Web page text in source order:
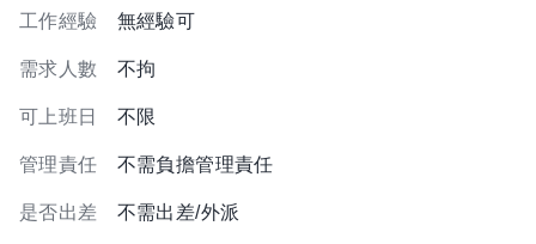
工作經驗 無經驗可
需求人數 不拘
可上班日 不限
管理責任 不需負擔管理責任
是否出差 不需出差/外派